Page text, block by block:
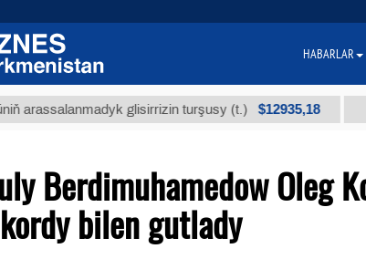
glisirrizin turşusy (t.) $12935,18 Az
Berdimuhamedow Oleg
bilen gutlady
HABARLAR